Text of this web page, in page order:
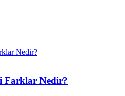
Farklar Nedir?